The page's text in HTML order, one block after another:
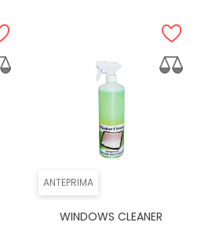
ANTEPRIMA
WINDOWS CLEANER